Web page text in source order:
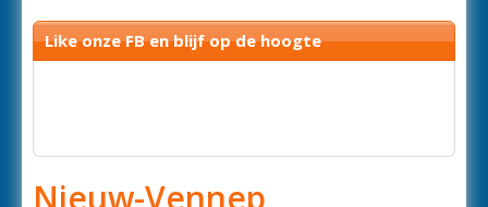
Like onze FB en blijf op de hoogte
Nieuw-Vennep